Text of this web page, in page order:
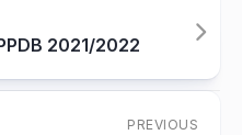
2021/2022
PREVIOUS